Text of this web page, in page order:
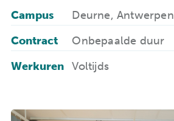
Campus
Deurne, Antwerpen
Contract
Onbepaalde duur
Werkuren
Voltijds